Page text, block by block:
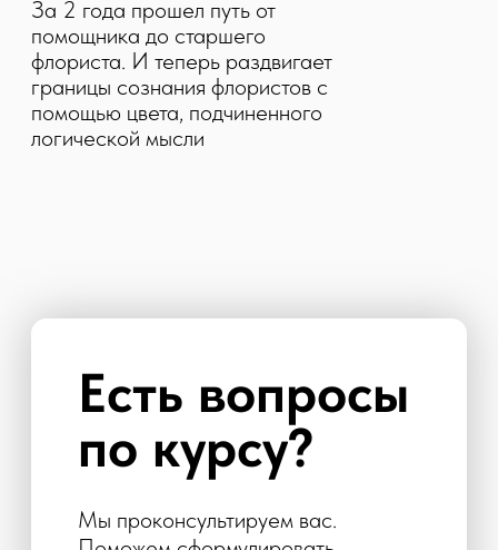
Подписчиков у Lacy Bird и LBA
300 000
Заказов в день поступает в
direct
Как мы учим